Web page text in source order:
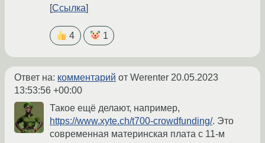
Ссылка
4 1
Ответ на: комментарий от Werenter 20.05.2023
13:53:56 +00:00
Такое ещё делают, например,
https://www.xyte.ch/t700-crowdfunding/. Это
современная материнская плата с 11-м